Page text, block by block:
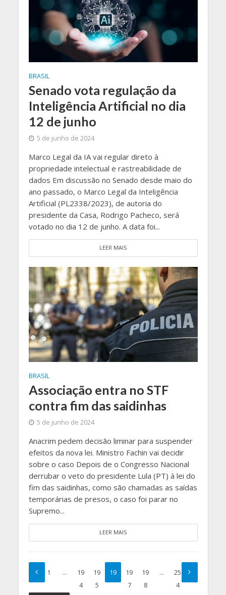
BRASIL
Senado vota regulação da
Inteligência Artificial no dia
12 de junho
5 de junho de 2024
Marco Legal da IA vai regular direto à
propriedade intelectual e rastreabilidade de
dados Em discussão no Senado desde maio do
ano passado, o Marco Legal da Inteligência
Artificial (PL2338/2023), de autoria do
presidente da Casa, Rodrigo Pacheco, será
votado no dia 12 de junho. A data foi...
LEER MAIS
BRASIL
Associação entra no STF
contra fim das saidinhas
5 de junho de 2024
Anacrim pedem decisão liminar para suspender
efeitos da nova lei. Ministro Fachin vai decidir
sobre o caso Depois de o Congresso Nacional
derrubar o veto do presidente Lula (PT) à lei do
fim das saidinhas, como são chamadas as saídas
temporárias de presos, o caso foi parar no
Supremo...
LEER MAIS
1 …
19
4
19
5
19
6
19
7
19
8
…
25
4